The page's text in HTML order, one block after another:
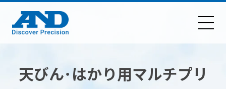
天びん･はかり用マルチプリ